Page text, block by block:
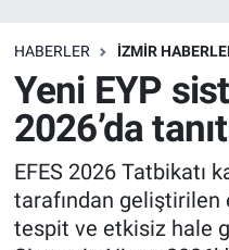
HABERLER İZMİR
Yeni EYP
2026’da
EFES 2026 Tatbikatı
tarafından geliştirilen
tespit ve etkisiz hale